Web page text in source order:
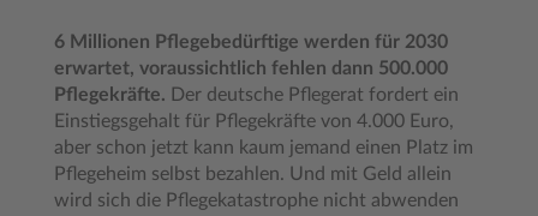
6 Millionen Pflegebedürftige werden für 2030
erwartet, voraussichtlich fehlen dann 500.000
Pflegekräfte. Der deutsche Pflegerat fordert ein
Einstiegsgehalt für Pflegekräfte von 4.000 Euro,
aber schon jetzt kann kaum jemand einen Platz im
Pflegeheim selbst bezahlen. Und mit Geld allein
wird sich die Pflegekatastrophe nicht abwenden